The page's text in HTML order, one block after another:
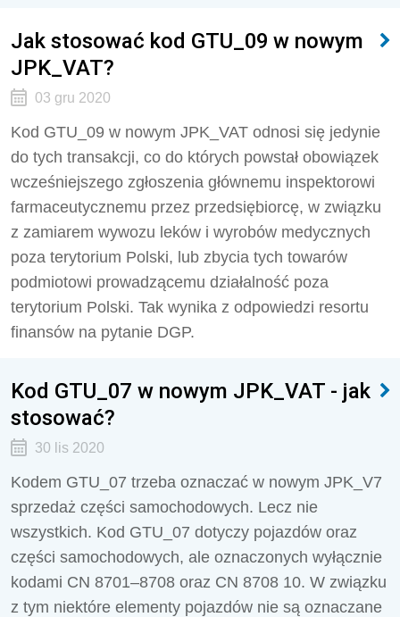
Jak stosować kod GTU_09 w nowym
JPK_VAT?
03 gru 2020
Kod GTU_09 w nowym JPK_VAT odnosi się jedynie
do tych transakcji, co do których powstał obowiązek
wcześniejszego zgłoszenia głównemu inspektorowi
farmaceutycznemu przez przedsiębiorcę, w związku
z zamiarem wywozu leków i wyrobów medycznych
poza terytorium Polski, lub zbycia tych towarów
podmiotowi prowadzącemu działalność poza
terytorium Polski. Tak wynika z odpowiedzi resortu
finansów na pytanie DGP.
Kod GTU_07 w nowym JPK_VAT - jak
stosować?
30 lis 2020
Kodem GTU_07 trzeba oznaczać w nowym JPK_V7
sprzedaż części samochodowych. Lecz nie
wszystkich. Kod GTU_07 dotyczy pojazdów oraz
części samochodowych, ale oznaczonych wyłącznie
kodami CN 8701–8708 oraz CN 8708 10. W związku
z tym niektóre elementy pojazdów nie są oznaczane